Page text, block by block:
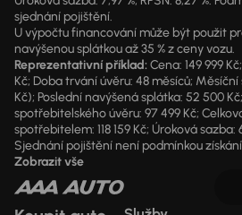
sjednání pojištění.
U výpočtu financování může být použit
navýšenou splátkou až 35 % z ceny vozu.
Reprezentativní příklad:Cena: 149 999
Kč; Doba trvání úvěru: 48 měsíců; Měsíční
Kč); Poslední navýšená splátka: 52 500
spotřebitelského úvěru: 97 499 Kč;
spotřebitelem: 118 159 Kč; Úroková sazba:
Sjednání pojištění není podmínkou
Zobrazit vše